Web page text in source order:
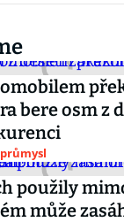
bere osm z
použily
může